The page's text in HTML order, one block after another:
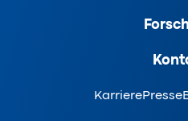
KarrierePresse